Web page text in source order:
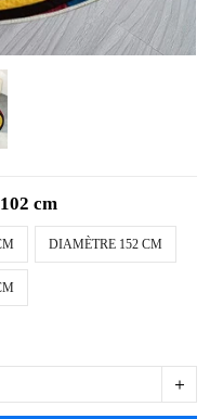
cm
DIAMÈTRE 152 CM